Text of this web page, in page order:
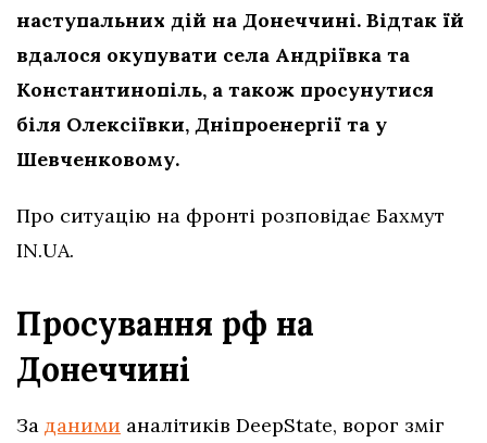
наступальних дій на Донеччині. Відтак їй
вдалося окупувати села Андріївка та
Константинопіль, а також просунутися
біля Олексіївки, Дніпроенергії та у
Шевченковому.
Про ситуацію на фронті розповідає Бахмут
IN.UA.
Просування рф на
Донеччині
За даними аналітиків DeepState, ворог зміг